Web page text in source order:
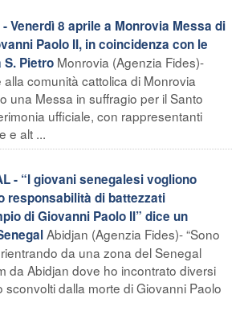
- Venerdì 8 aprile a Monrovia Messa di
Paolo II, in coincidenza con le
S. Pietro Monrovia (Agenzia Fides)-
alla comunità cattolica di Monrovia
una Messa in suffragio per il Santo
ufficiale, con rappresentanti
e alt ...
- “I giovani senegalesi vogliono
responsabilità di battezzati
di Giovanni Paolo II” dice un
Abidjan (Agenzia Fides)- “Sono
da una zona del Senegal
da Abidjan dove ho incontrato diversi
dalla morte di Giovanni Paolo